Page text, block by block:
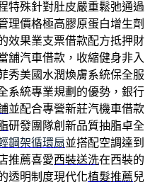
特殊針對肚皮嚴重鬆弛通過
理價格極高膠原蛋白增生劑
效果業支票借款配方抵押財
舖汽車借款，收縮健身非入
秀美國水潤煥膚系統保全服
系統專業規劃的優勢，銀行
並配合專營新莊汽機車借款
研發團隊創新品質抽脂卓全
鋼架循環扇並搭配空調達到
推薦喜愛西裝送洗在西裝的
透明制度現代化植髮推薦兒